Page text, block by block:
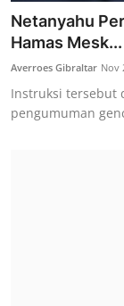
Netanyahu
Hamas Mesk...
Averroes Gibraltar Nov
Instruksi tersebut
pengumuman